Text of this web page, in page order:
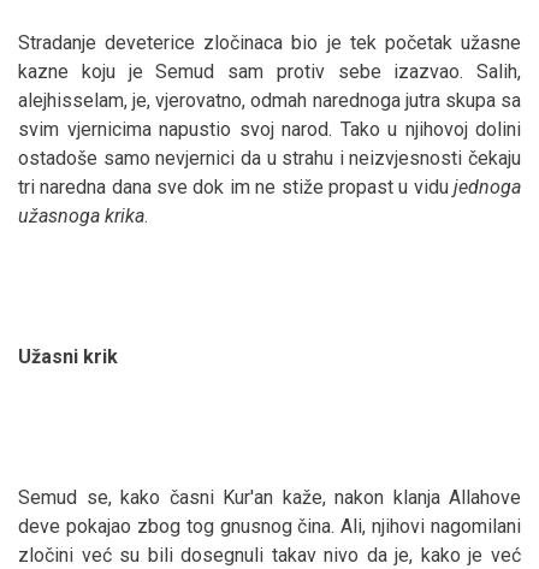
Stradanje deveterice zločinaca bio je tek početak užasne
kazne koju je Semud sam protiv sebe izazvao. Salih,
alejhisselam, je, vjerovatno, odmah narednoga jutra skupa sa
svim vjernicima napustio svoj narod. Tako u njihovoj dolini
ostadoše samo nevjernici da u strahu i neizvjesnosti čekaju
tri naredna dana sve dok im ne stiže propast u vidu jednoga
užasnoga krika.
Užasni krik
Semud se, kako časni Kur'an kaže, nakon klanja Allahove
deve pokajao zbog tog gnusnog čina. Ali, njihovi nagomilani
zločini već su bili dosegnuli takav nivo da je, kako je već